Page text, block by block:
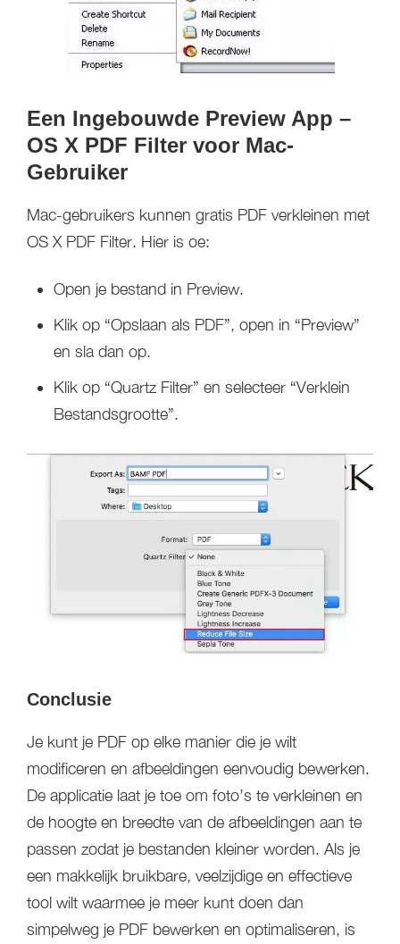
Een Ingebouwde Preview App –
OS X PDF Filter voor Mac-
Gebruiker
Mac-gebruikers kunnen gratis PDF verkleinen met
OS X PDF Filter. Hier is oe:
Open je bestand in Preview.
Klik op “Opslaan als PDF”, open in “Preview”
en sla dan op.
Klik op “Quartz Filter” en selecteer “Verklein
Bestandsgrootte”.
Conclusie
Je kunt je PDF op elke manier die je wilt
modificeren en afbeeldingen eenvoudig bewerken.
De applicatie laat je toe om foto’s te verkleinen en
de hoogte en breedte van de afbeeldingen aan te
passen zodat je bestanden kleiner worden. Als je
een makkelijk bruikbare, veelzijdige en effectieve
tool wilt waarmee je meer kunt doen dan
simpelweg je PDF bewerken en optimaliseren, is